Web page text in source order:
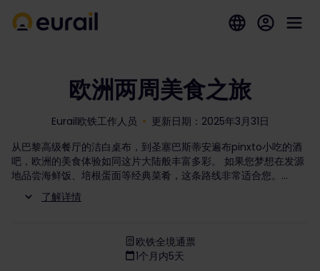
欧洲两周美食之旅
Eurail欧铁工作人员
更新日期：2025年3月31日
从巴黎高级餐厅的洁白桌布，到圣塞巴斯蒂安遍布pinxto小吃的酒
吧，欧洲的美食体验如同这片大陆般丰富多彩。 如果您梦想在发源
地品尝海鲜饭、培根蛋面等经典菜肴，这条路线非常适合您。
了解详情
欧铁全境通票
1个月内5天